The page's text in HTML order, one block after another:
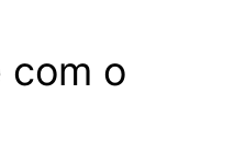
com o